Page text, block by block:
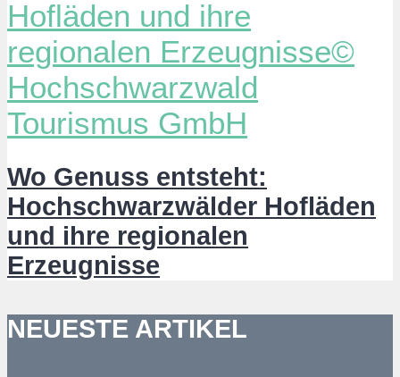
Wo Genuss entsteht:
Hochschwarzwälder Hofläden
und ihre regionalen
Erzeugnisse
NEUESTE ARTIKEL